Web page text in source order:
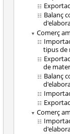
Balanç
Comerç
tipus de
de
Balanç
Comerç